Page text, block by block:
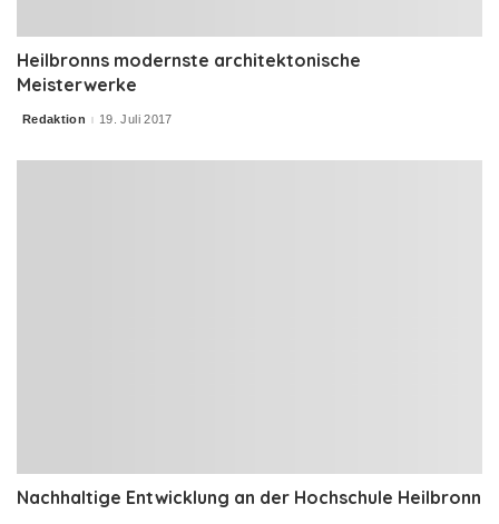
Heilbronns modernste architektonische
Meisterwerke
Posted
Redaktion 19. Juli 2017
Nachhaltige Entwicklung an der Hochschule Heilbronn